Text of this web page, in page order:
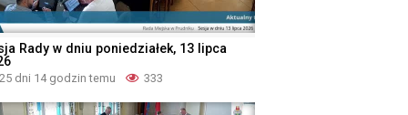
Rady w dniu poniedziałek, 13 lipca
25 dni 14 godzin temu 333